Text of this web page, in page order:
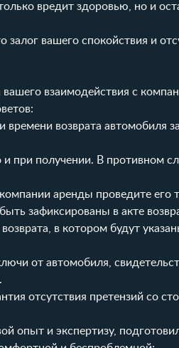
вредит здоровью, но и
вашего спокойствия и
вашего взаимодействия с
возврата автомобиля
при получении. В противном
аренды проведите
зафиксированы в акте
в котором будут
от автомобиля,
отсутствия претензий со
опыт и экспертизу,